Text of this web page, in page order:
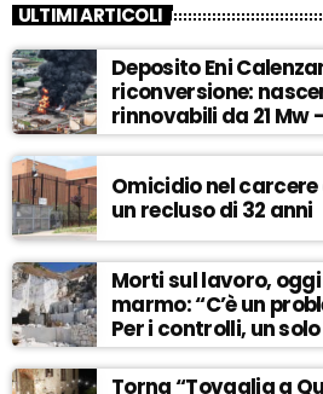
ULTIMI ARTICOLI
Deposito Eni
riconversione:
rinnovabili da 21 Mw
Omicidio nel
un recluso di 32 anni
Morti sul lavoro,
marmo: “C’è un
Per i controlli, un
ASCOLTA
Torna “Tovaglia a